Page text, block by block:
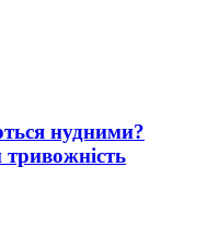
нудними?